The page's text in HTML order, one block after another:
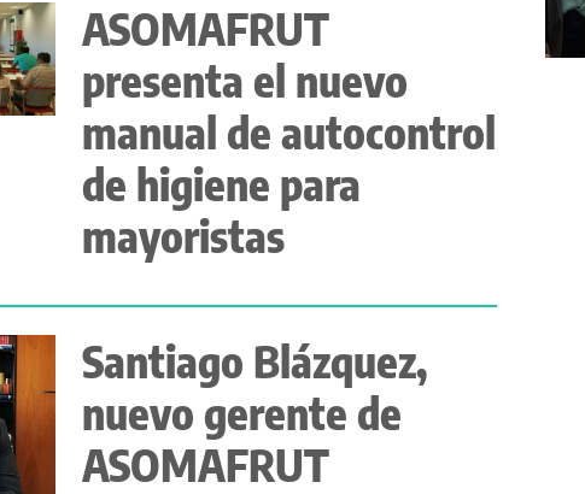
ASOMAFRUT
presenta el nuevo
manual de autocontrol
de higiene para
mayoristas
Santiago Blázquez,
nuevo gerente de
ASOMAFRUT